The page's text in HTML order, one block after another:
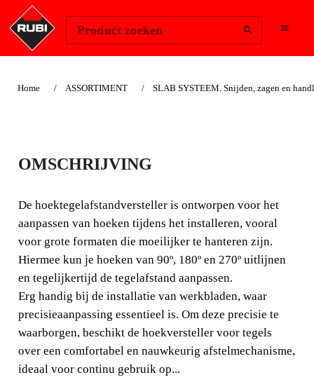
Product zoeken
Home ASSORTIMENT SLAB SYSTEEM. Snijden, zagen en
HOEKVERSTELLER
VOOR TEGELS
De hoektegelafstandversteller is ontworpen voor het
aanpassen van hoeken tijdens het installeren, vooral voor
grote formaten die moeilijker te hanteren zijn.
MEERHOEK
OMSCHRIJVING
De hoektegelafstandversteller is ontworpen voor het
aanpassen van hoeken tijdens het installeren, vooral
voor grote formaten die moeilijker te hanteren zijn.
Hiermee kun je hoeken van 90º, 180º en 270º uitlijnen
en tegelijkertijd de tegelafstand aanpassen.
Erg handig bij de installatie van werkbladen, waar
precisieaanpassing essentieel is. Om deze precisie te
waarborgen, beschikt de hoekversteller voor tegels
over een comfortabel en nauwkeurig afstelmechanisme,
ideaal voor continu gebruik op...